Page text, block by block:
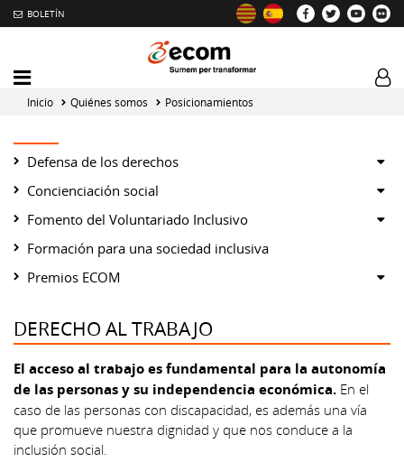
BOLETÍN
Intercambiador
del
menú
principal
Inicio Quiénes somos Posicionamientos
Defensa de los derechos
Concienciación social
Fomento del Voluntariado Inclusivo
Formación para una sociedad inclusiva
Premios ECOM
DERECHO AL TRABAJO
El acceso al trabajo es fundamental para la autonomía
de las personas y su independencia económica. En el
caso de las personas con discapacidad, es además una vía
que promueve nuestra dignidad y que nos conduce a la
inclusión social.